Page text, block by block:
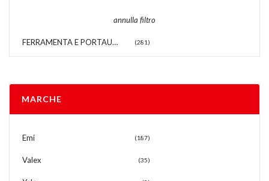
annulla filtro
FERRAMENTA E PORTAUTENSILI (281)
MARCHE
Emi (187)
Valex (35)